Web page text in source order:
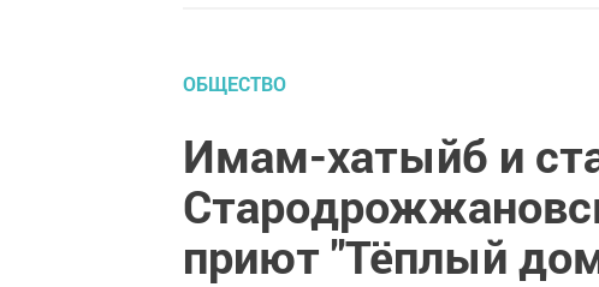
ОБЩЕСТВО
Имам-хатыйб и
приют "Тёплый